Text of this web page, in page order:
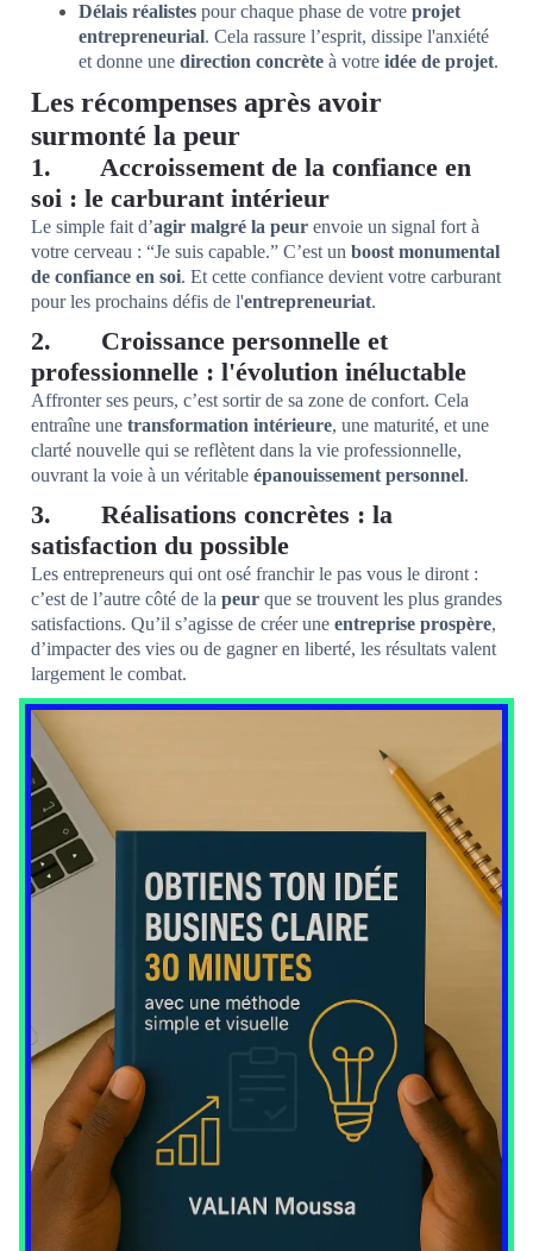
Délais réalistes pour chaque phase de votre projet
entrepreneurial. Cela rassure l’esprit, dissipe l'anxiété
et donne une direction concrète à votre idée de projet.
Les récompenses après avoir
surmonté la peur
1. Accroissement de la confiance en
soi : le carburant intérieur
Le simple fait d’agir malgré la peur envoie un signal fort à
votre cerveau : “Je suis capable.” C’est un boost monumental
de confiance en soi. Et cette confiance devient votre carburant
pour les prochains défis de l'entrepreneuriat.
2. Croissance personnelle et
professionnelle : l'évolution inéluctable
Affronter ses peurs, c’est sortir de sa zone de confort. Cela
entraîne une transformation intérieure, une maturité, et une
clarté nouvelle qui se reflètent dans la vie professionnelle,
ouvrant la voie à un véritable épanouissement personnel.
3. Réalisations concrètes : la
satisfaction du possible
Les entrepreneurs qui ont osé franchir le pas vous le diront :
c’est de l’autre côté de la peur que se trouvent les plus grandes
satisfactions. Qu’il s’agisse de créer une entreprise prospère,
d’impacter des vies ou de gagner en liberté, les résultats valent
largement le combat.